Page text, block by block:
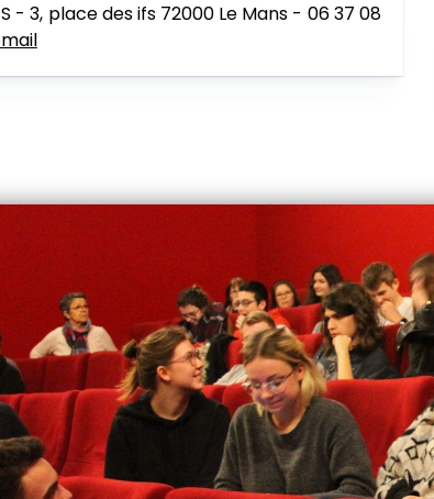
- 3, place des ifs 72000 Le Mans - 06 37 08